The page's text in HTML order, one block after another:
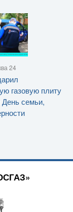
24
газовую плиту
День семьи,